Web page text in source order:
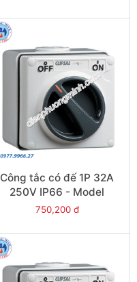
Công tắc có đế 1P 32A
250V IP66 - Model
S56SW132GY
750,200 đ